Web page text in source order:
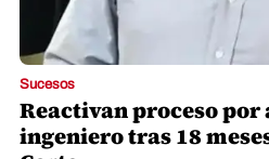
Sucesos
Reactivan proceso por
ingeniero tras 18